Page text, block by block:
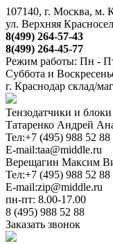
107140, г. Москва, м.
ул. Верхняя
8(499) 264-57-43
8(499) 264-45-77
Режим работы: Пн -
Суббота и
г. Краснодар склад/
Тензодатчики и
Татаренко Андрей
Тел:+7 (495) 988 52 88
E-mail:taa@middle.ru
Верещагин Максим
Тел:+7 (495) 988 52 88
E-mail:zip@middle.ru
пн-пт: 8.00-17.00
8 (495) 988 52 88
Заказать звонок